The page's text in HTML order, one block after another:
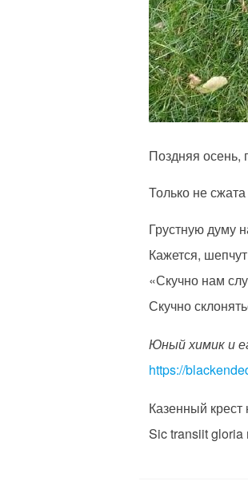
Поздняя осень,
Только не
Грустную думу
Кажется,
«Скучно нам
Скучно
Юный химик и
https://
Казенный
Sic transiit gloria